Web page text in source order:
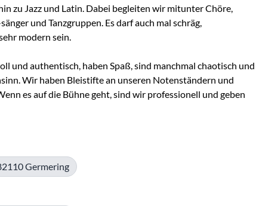
zu Jazz und Latin. Dabei begleiten wir mitunter Chöre,
und Tanzgruppen. Es darf auch mal schräg,
modern sein.
und authentisch, haben Spaß, sind manchmal chaotisch und
Wir haben Bleistifte an unseren Notenständern und
es auf die Bühne geht, sind wir professionell und geben
Germering